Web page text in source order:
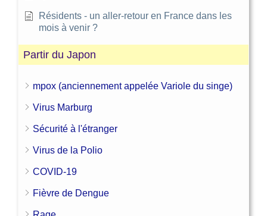
Résidents - un aller-retour en France dans les
mois à venir ?
Partir du Japon
mpox (anciennement appelée Variole du singe)
Virus Marburg
Sécurité à l'étranger
Virus de la Polio
COVID-19
Fièvre de Dengue